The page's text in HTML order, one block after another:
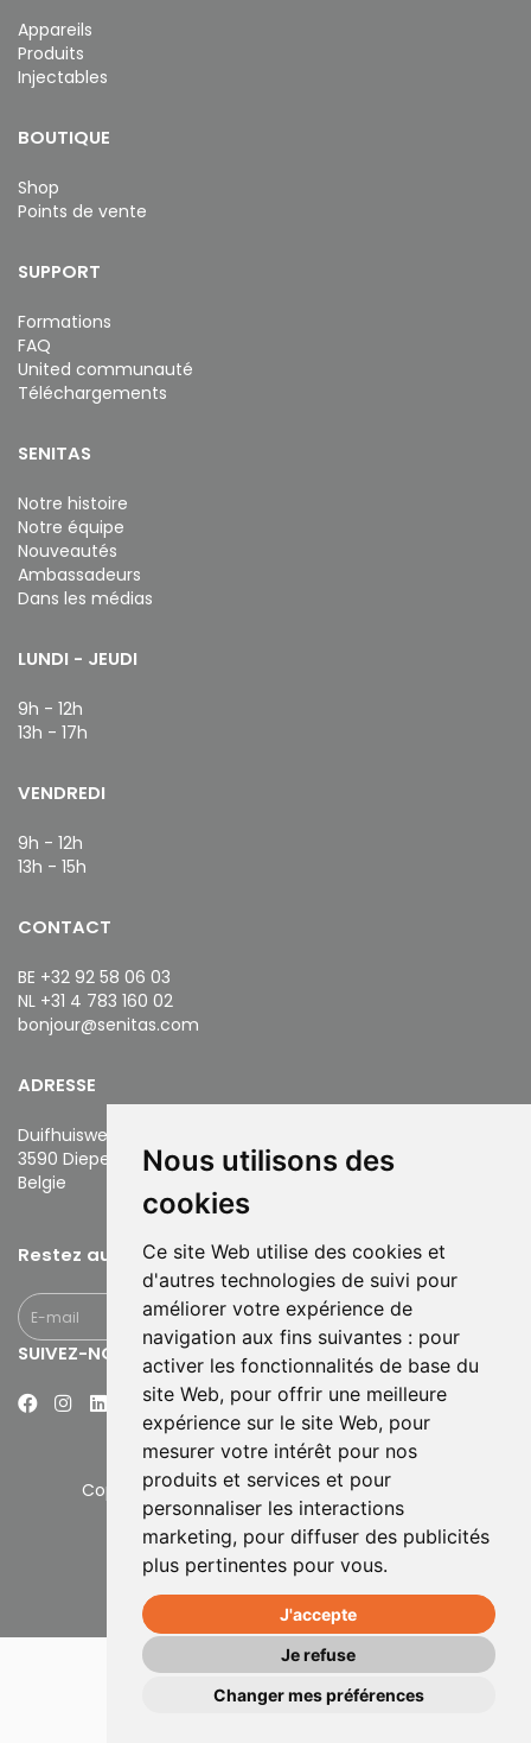
Nous utilisons des
cookies
Ce site Web utilise des cookies et
d'autres technologies de suivi pour
améliorer votre expérience de
navigation aux fins suivantes : pour
activer les fonctionnalités de base du
site Web, pour offrir une meilleure
expérience sur le site Web, pour
mesurer votre intérêt pour nos
produits et services et pour
personnaliser les interactions
marketing, pour diffuser des publicités
plus pertinentes pour vous.
J'accepte
Je refuse
Changer mes préférences
Appareils
Produits
Injectables
BOUTIQUE
Shop
Points de vente
SUPPORT
Formations
FAQ
United communauté
Téléchargements
SENITAS
Notre histoire
Notre équipe
Nouveautés
Ambassadeurs
Dans les médias
LUNDI - JEUDI
9h - 12h
13h - 17h
VENDREDI
9h - 12h
13h - 15h
CONTACT
BE +32 92 58 06 03
NL +31 4 783 160 02
bonjour@senitas.com
ADRESSE
Duifhuisweg 22
3590 Diepenbeek
​​​​​​​Belgie
Restez au courant
SUIVEZ-NOUS
Copyright © 2026 Senitas. All rights reserved.
Déclaration de Confidentialité
Se connecter